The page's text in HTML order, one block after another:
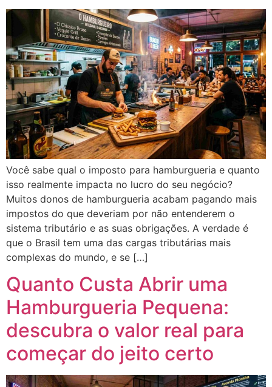
Você sabe qual o imposto para hamburgueria e quanto
isso realmente impacta no lucro do seu negócio?
Muitos donos de hamburgueria acabam pagando mais
impostos do que deveriam por não entenderem o
sistema tributário e as suas obrigações. A verdade é
que o Brasil tem uma das cargas tributárias mais
complexas do mundo, e se […]
Quanto Custa Abrir uma
Hamburgueria Pequena:
descubra o valor real para
começar do jeito certo